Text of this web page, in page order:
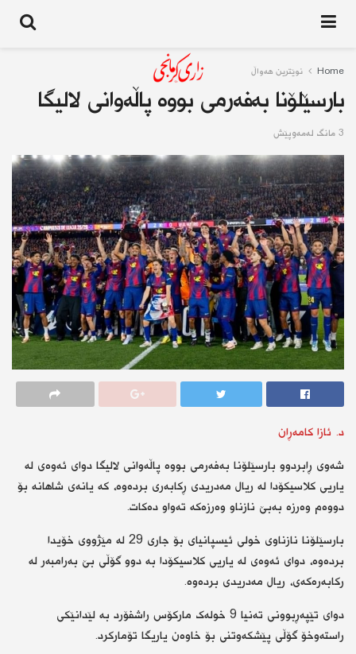
Home نوێترین هەواڵ
بارسێلۆنا بەفەرمی بووە پاڵەوانی لالیگا
3 مانگ له‌مه‌وپێش
د. ئازا کامەڕان
شەوی ڕابردوو بارسێلۆنا بەفەرمی بووە پاڵەوانی لالیگا دوای ئەوەی لە
یاریی کلاسیکۆدا لە ریال مەدریدی ڕکابەری بردەوە، کە یانەی شاهانە بۆ
دووەم وەرزە بەبێ نازناو وەرزەکە تەواو دەکات.
‎بارسێلۆنا نازناوی خولی ئیسپانیای بۆ جاری 29 لە مێژووی خۆیدا
بردەوە، دوای ئەوەی لە یاریی کلاسیکۆدا بە دوو گۆڵی بێ بەرامبەر لە
رکابەرەکەی، ریال مەدریدی بردەوە.
‎دوای تێپەڕبوونی تەنیا 9 خولەک مارکۆس راشفۆرد بە لێدانێکی
راستەوخۆ گۆڵی پێشکەوتنی بۆ خاوەن یاریگا تۆمارکرد.